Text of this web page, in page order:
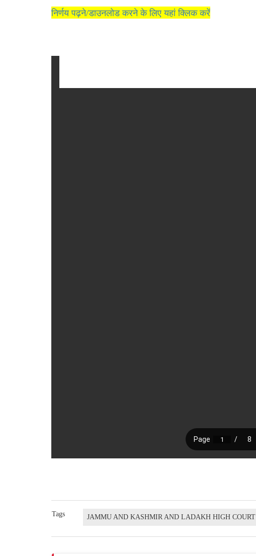
निर्णय पढ़ने/डाउनलोड करने के लिए यहां क्लिक करें
Tags JAMMU AND KASHMIR AND LADAKH HIGH COURT